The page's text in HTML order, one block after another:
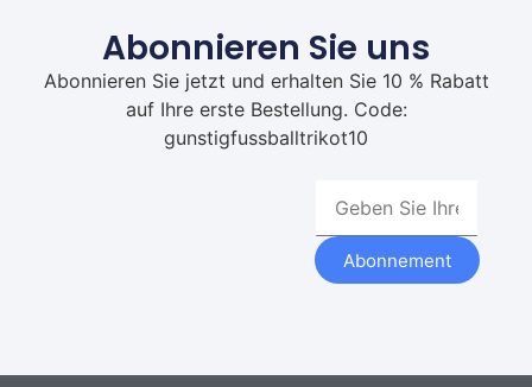
Abonnieren Sie uns
Abonnieren Sie jetzt und erhalten Sie 10 % Rabatt
auf Ihre erste Bestellung. Code:
gunstigfussballtrikot10
Abonnement